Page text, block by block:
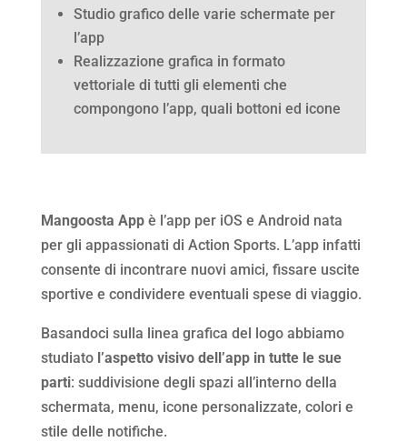
Studio grafico delle varie schermate per
l’app
Realizzazione grafica in formato
vettoriale di tutti gli elementi che
compongono l’app, quali bottoni ed icone
Mangoosta Appè l’app per iOS e Android nata
per gli appassionati di Action Sports. L’app infatti
consente di incontrare nuovi amici, fissare uscite
sportive e condividere eventuali spese di viaggio.
Basandoci sulla linea grafica del logo abbiamo
studiato l’aspetto visivo dell’app in tutte le sue
parti: suddivisione degli spazi all’interno della
schermata, menu, icone personalizzate, colori e
stile delle notifiche.